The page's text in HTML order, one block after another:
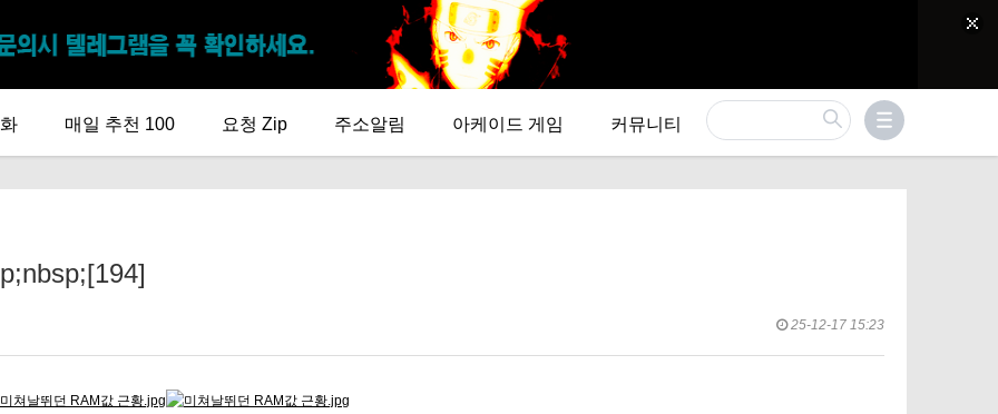
매일 추천 100 요청 Zip 주소알림 아케이드 게임 커뮤니티
25-12-17 15:23